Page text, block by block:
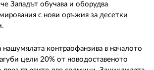
Западът обучава и оборудва
с нови оръжия за десетки
контраофанзива в началото
цели 20% от новодоставеното